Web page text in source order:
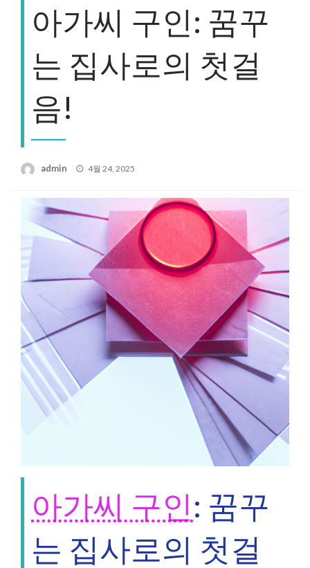
아가씨 구인: 꿈꾸
는 집사로의 첫걸
음!
admin
Posted
4월 24, 2025
아가씨 구인: 꿈꾸
는 집사로의 첫걸